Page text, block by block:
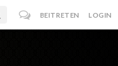
BEITRETEN LOGIN